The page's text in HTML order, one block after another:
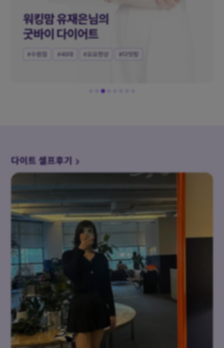
워킹맘 유재은님의
굿바이 다이어트
#수원점 #40대 #요요현상 #다잇탕
다이트 셀프후기